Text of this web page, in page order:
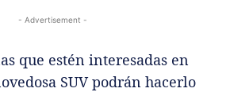
- Advertisement -
que estén interesadas en
SUV podrán hacerlo